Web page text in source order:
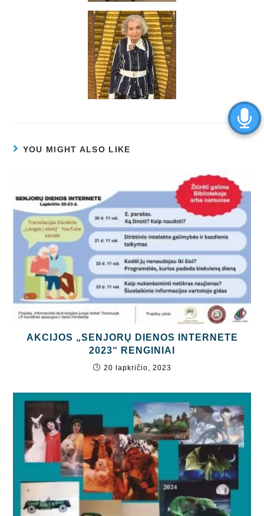
YOU MIGHT ALSO LIKE
AKCIJOS „SENJORŲ DIENOS INTERNETE
2023“ RENGINIAI
20 lapkričio, 2023